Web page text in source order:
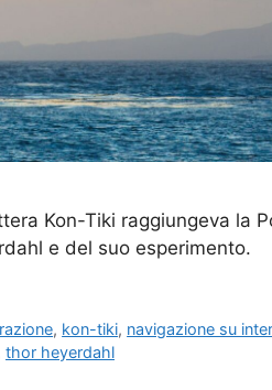
Kon-Tiki raggiungeva la
e del suo esperimento.
, kon-tiki, navigazione su
thor heyerdahl